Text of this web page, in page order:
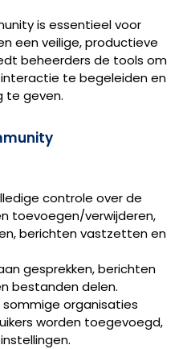
is essentieel voor
een veilige, productieve
beheerders de tools om
te begeleiden en
te geven.
controle over de
toevoegen/verwijderen,
berichten vastzetten en
gesprekken, berichten
bestanden delen.
sommige organisaties
worden toegevoegd,